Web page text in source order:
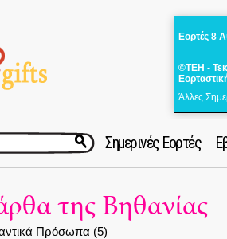
Εορτές 8
©ΤΕΗ -
Άλλες
Σημερινές Εορτές
της Βηθανίας
Πρόσωπα (5)